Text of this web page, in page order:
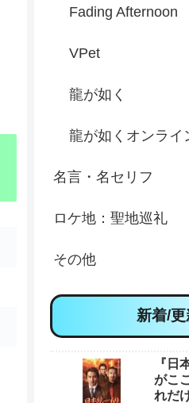
Fading Afternoon
VPet
龍が如く
龍が如くオンライ
名言・名セリフ
ロケ地：聖地巡礼
その他
新着/更
『日
がこ
れだ